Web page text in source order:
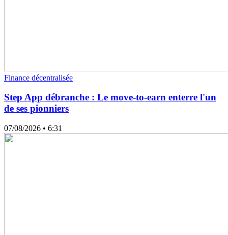
Finance décentralisée
Step App débranche : Le move-to-earn enterre l'un
de ses pionniers
07/08/2026 • 6:31